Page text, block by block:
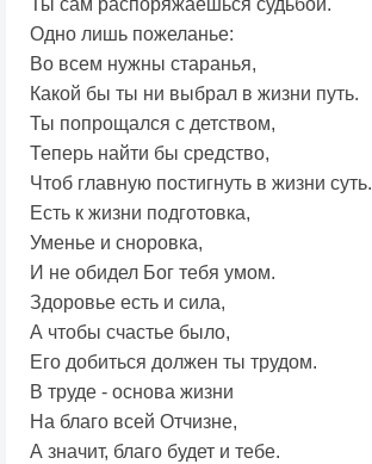
Ты сам распоряжаешься судьбой.
Одно лишь пожеланье:
Во всем нужны старанья,
Какой бы ты ни выбрал в жизни путь.
Ты попрощался с детством,
Теперь найти бы средство,
Чтоб главную постигнуть в жизни суть.
Есть к жизни подготовка,
Уменье и сноровка,
И не обидел Бог тебя умом.
Здоровье есть и сила,
А чтобы счастье было,
Его добиться должен ты трудом.
В труде - основа жизни
На благо всей Отчизне,
А значит, благо будет и тебе.